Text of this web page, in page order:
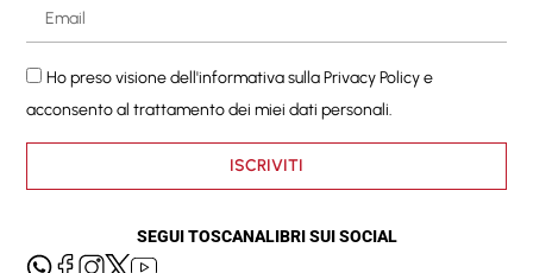
Ho preso visione dell'informativa sullaPrivacy Policye
acconsento al trattamento dei miei dati personali.
ISCRIVITI
SEGUI TOSCANALIBRI SUI SOCIAL